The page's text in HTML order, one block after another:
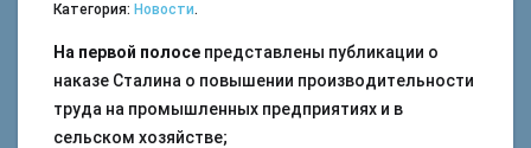
Категория: Новости.
На первой полосе представлены публикации о
наказе Сталина о повышении производительности
труда на промышленных предприятиях и в
сельском хозяйстве;